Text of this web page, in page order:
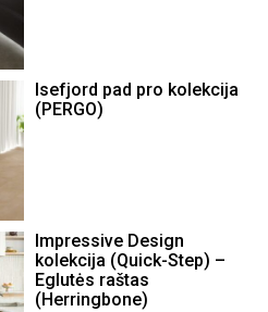
Isefjord pad pro kolekcija
(PERGO)
Impressive Design
kolekcija (Quick-Step) –
Eglutės raštas
(Herringbone)